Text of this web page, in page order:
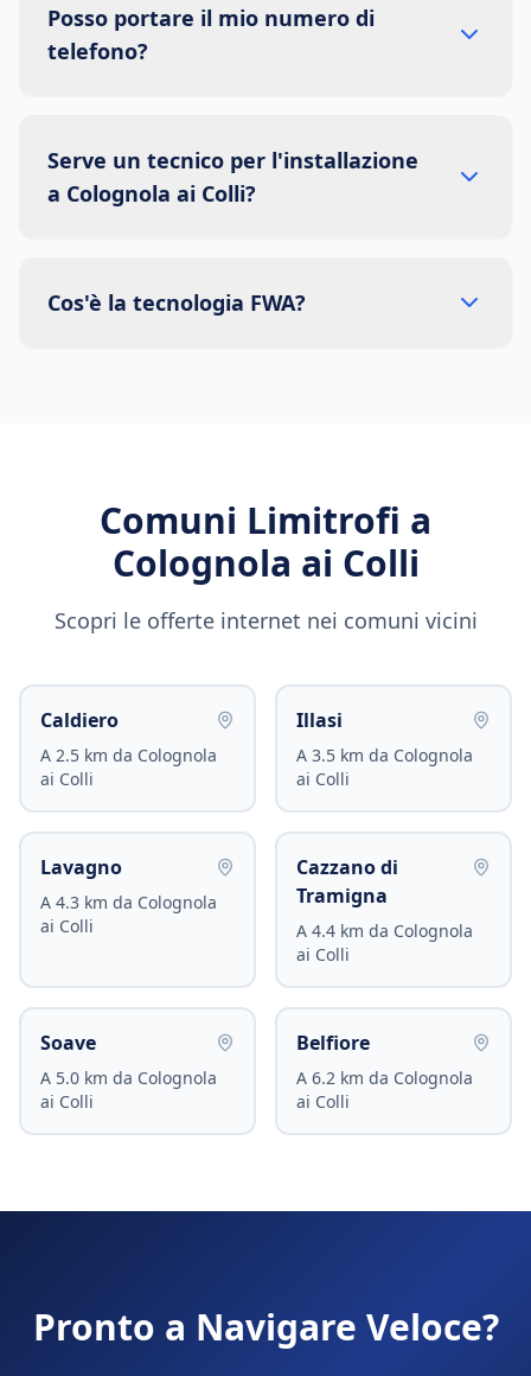
Posso portare il mio numero di
telefono?
Serve un tecnico per l'installazione
a Colognola ai Colli?
Cos'è la tecnologia FWA?
Comuni Limitrofi a
Colognola ai Colli
Scopri le offerte internet nei comuni vicini
Caldiero
A 2.5 km da Colognola
ai Colli
Illasi
A 3.5 km da Colognola
ai Colli
Lavagno
A 4.3 km da Colognola
ai Colli
Cazzano di
Tramigna
A 4.4 km da Colognola
ai Colli
Soave
A 5.0 km da Colognola
ai Colli
Belfiore
A 6.2 km da Colognola
ai Colli
Pronto a Navigare Veloce?